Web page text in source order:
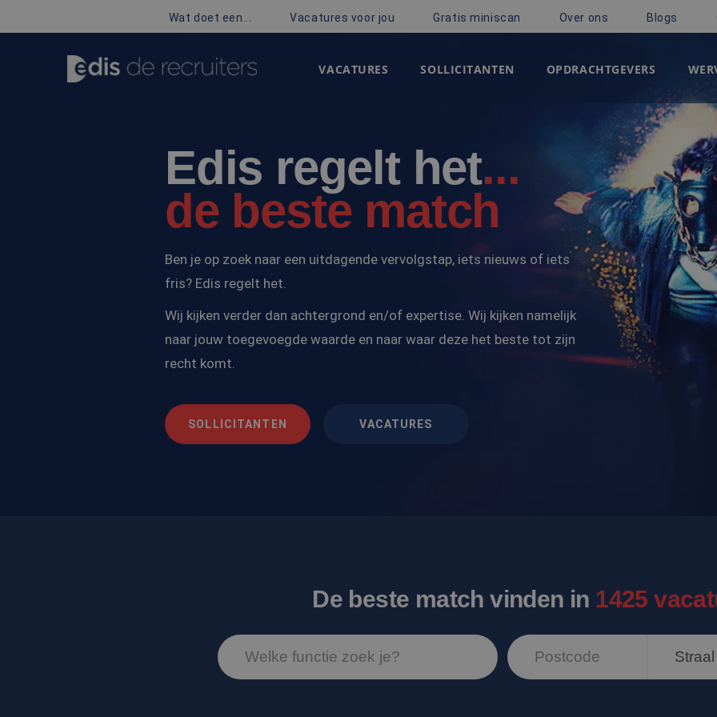
Wat doet een... Vacatures voor jou Gratis miniscan Over ons Blogs
VACATURES SOLLICITANTEN OPDRACHTGEVERS
Edis regelt het...
de beste match
Ben je op zoek naar een uitdagende vervolgstap, iets nieuws of iets
fris? Edis regelt het.
Wij kijken verder dan achtergrond en/of expertise. Wij kijken namelijk
naar jouw toegevoegde waarde en naar waar deze het beste tot zijn
recht komt.
SOLLICITANTEN VACATURES
De beste match vinden in 1425
Straal